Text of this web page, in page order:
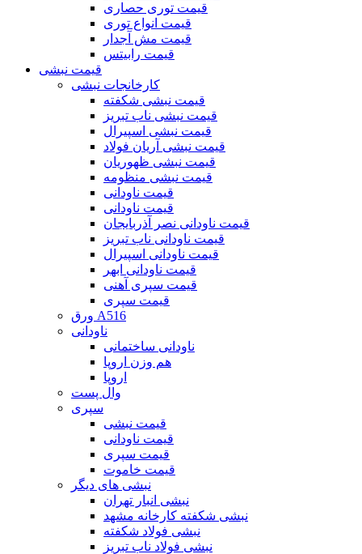
قیمت توری حصاری
قیمت انواع توری
قیمت مش آجدار
قیمت رابیتس
قیمت نبشی
کارخانجات نبشی
قیمت نبشی شکفته
قیمت نبشی ناب تبریز
قیمت نبشی اسپیرال
قیمت نبشی آریان فولاد
قیمت نبشی ظهوریان
قیمت نبشی منظومه
قیمت ناودانی
قیمت ناودانی
قیمت ناودانی نصر آذربایجان
قیمت ناودانی ناب تبریز
قیمت ناودانی اسپیرال
قیمت ناودانی ابهر
قیمت سپری آهنی
قیمت سپری
ورق A516
ناودانی
ناودانی ساختمانی
هم وزن اروپا
اروپا
وال پست
سپری
قیمت نبشی
قیمت ناودانی
قیمت سپری
قیمت خاموت
نبشی های دیگر
نبشی انبار تهران
نبشی شکفته کارخانه مشهد
نبشی فولاد شکفته
نبشی فولاد ناب تبریز